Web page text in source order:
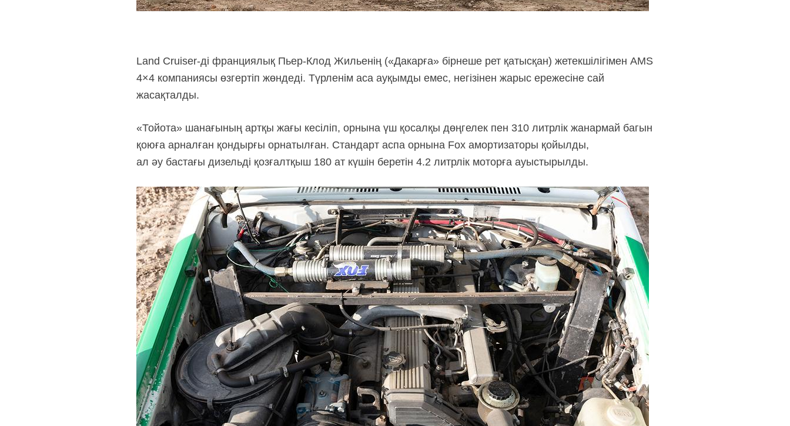
Land Cruiser-ді франциялық Пьер-Клод Жильенің («Дакарға» бірнеше рет қатысқан) жетекшілігімен AMS
4×4 компаниясы өзгертіп жөндеді. Түрленім аса ауқымды емес, негізінен жарыс ережесіне сай
жасақталды.
«Тойота» шанағының артқы жағы кесіліп, орнына үш қосалқы дөңгелек пен 310 литрлік жанармай багын
қоюға арналған қондырғы орнатылған. Стандарт аспа орнына Fox амортизаторы қойылды,
ал әу бастағы дизельді қозғалтқыш 180 ат күшін беретін 4.2 литрлік моторға ауыстырылды.